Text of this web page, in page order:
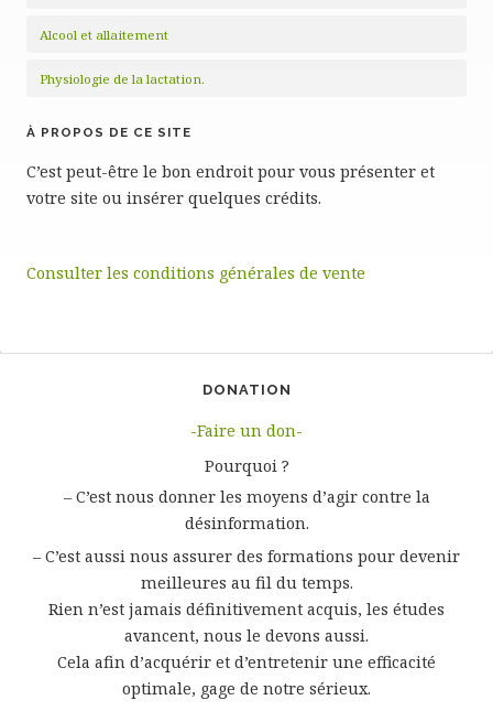
Alcool et allaitement
Physiologie de la lactation.
À PROPOS DE CE SITE
C’est peut-être le bon endroit pour vous présenter et
votre site ou insérer quelques crédits.
Consulter les conditions générales de vente
DONATION
-Faire un don-
Pourquoi ?
– C’est nous donner les moyens d’agir contre la
désinformation.
– C’est aussi nous assurer des formations pour devenir
meilleures au fil du temps.
Rien n’est jamais définitivement acquis, les études
avancent, nous le devons aussi.
Cela afin d’acquérir et d’entretenir une efficacité
optimale, gage de notre sérieux.